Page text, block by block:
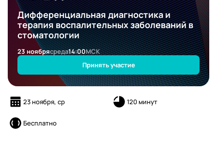
Дифференциальная диагностика и
терапия воспалительных заболеваний в
стоматологии
23 ноябрясреда14:00МСК
Принять участие
23 ноября, ср 120 минут
Бесплатно